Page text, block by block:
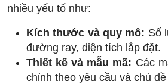
nhiều yếu tố như:
Kích thước và quy mô: Số
đường ray, diện tích lắp đặt.
Thiết kế và mẫu mã: Các
chỉnh theo yêu cầu và chủ